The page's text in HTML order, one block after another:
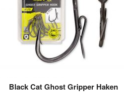
Black Cat Ghost Gripper Haken